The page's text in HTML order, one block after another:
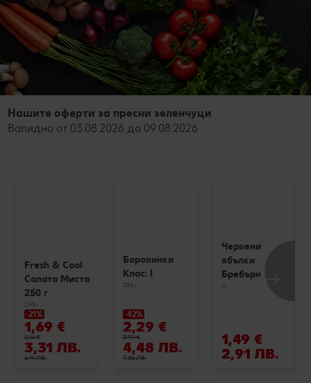
Нашите оферти за пресни зеленчуци
Валидно от 03.08.2026 до 09.08.2026
Fresh & Cool
Салата Миста
250 г
250 г
-21%
1,69 €
2,14 €
3,31 ЛВ.
4,19 ЛВ.
Боровинки
Клас: I
250 г
-42%
2,29 €
3,99 €
4,48 ЛВ.
7,80 ЛВ.
Червени
ябълки
Бребърн
кг
1,49 €
2,91 ЛВ.